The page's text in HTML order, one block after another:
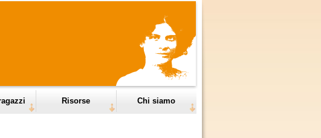
Risorse Chi siamo